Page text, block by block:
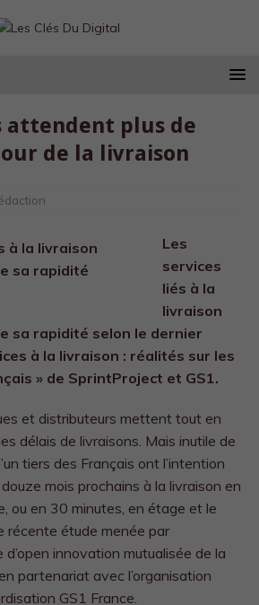
attendent plus de
de la livraison
Les
services
liés à la
livraison
sa rapidité selon le dernier
à la livraison : réalités sur les
» de SprintProject et GS1.
et distributeurs mettent tout en
délais de livraisons. Mais inutile de
tiers des Français ont l’intention
mois prochains à la livraison en
ou en 30 minutes, en étage et le
récente étude menée par
d’open innovation mutualisée de la
partenariat avec l’organisation
GS1 France.